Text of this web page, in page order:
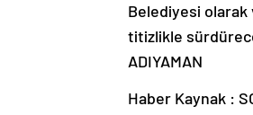
Belediyesi
titizlikle
ADIYAMAN
Haber Kaynak :